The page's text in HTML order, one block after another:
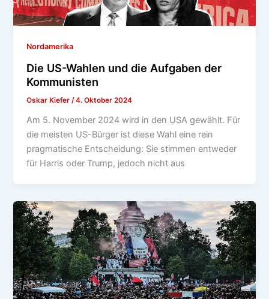
Nordamerika
Die US-Wahlen und die Aufgaben der
Kommunisten
Oskar Kiefer/4. Oktober 2024
Am 5. November 2024 wird in den USA gewählt. Für
die meisten US-Bürger ist diese Wahl eine rein
pragmatische Entscheidung: Sie stimmen entweder
für Harris oder Trump, jedoch nicht aus